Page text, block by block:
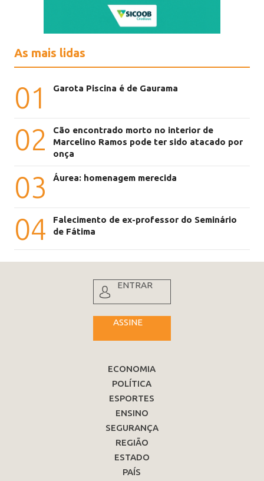
As mais lidas
01 Garota Piscina é de Gaurama
02
Cão encontrado morto no interior de
Marcelino Ramos pode ter sido atacado por
onça
03 Áurea: homenagem merecida
04
Falecimento de ex-professor do Seminário
de Fátima
ENTRAR
ASSINE
ECONOMIA
POLÍTICA
ESPORTES
ENSINO
SEGURANÇA
REGIÃO
ESTADO
PAÍS